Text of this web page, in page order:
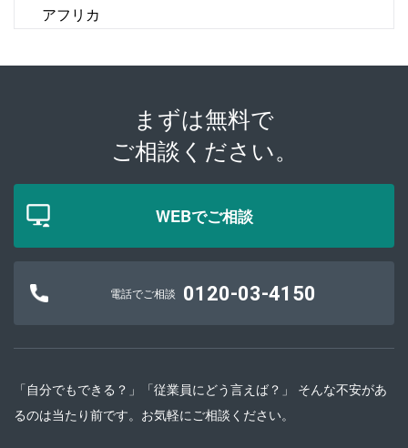
アフリカ
まずは無料で
ご相談ください。
WEBでご相談
電話でご相談 0120-03-4150
「自分でもできる？」「従業員にどう言えば？」 そんな不安があ
るのは当たり前です。お気軽にご相談ください。